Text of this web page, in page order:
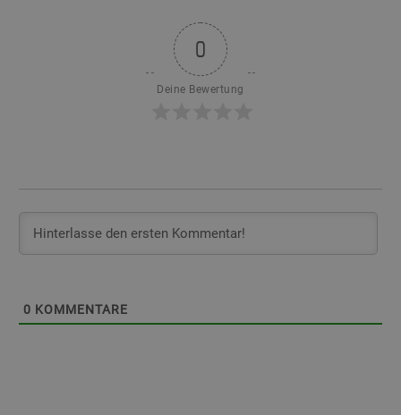
0
Deine Bewertung
0 KOMMENTARE